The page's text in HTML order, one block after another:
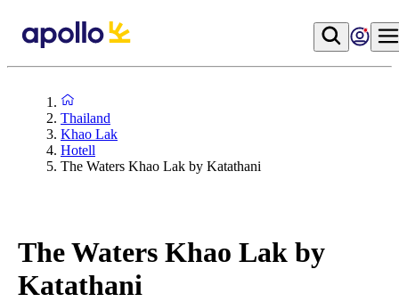
Thailand
Khao Lak
Hotell
The Waters Khao Lak by Katathani
The Waters Khao Lak by
Katathani